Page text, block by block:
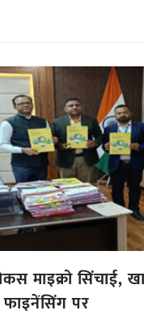
माइक्रो सिंचाई,
पर